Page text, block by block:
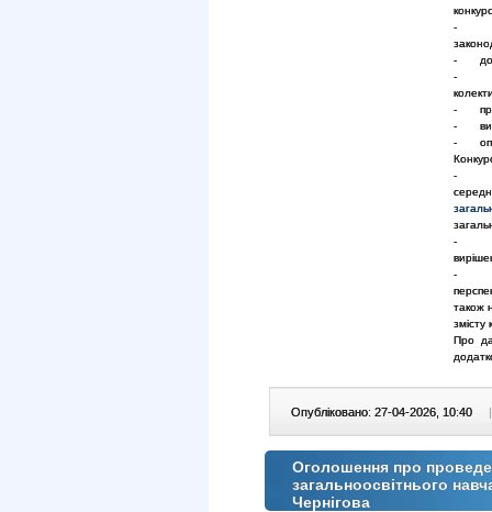
-
-
-
-
-
-
-
-
-
також
змісту
Про
Опубліковано: 27-04-2026, 10:40 |
Оголошення про
загальноосвітнього
Чернігова